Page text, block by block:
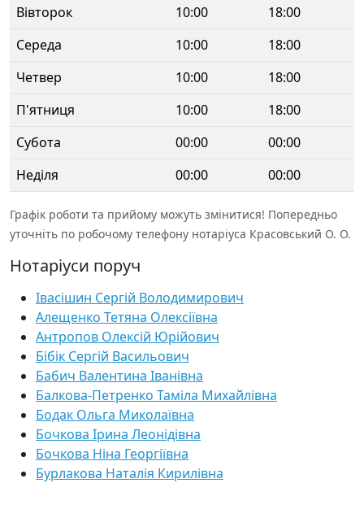
Вівторок
10:00
18:00
Середа
10:00
18:00
Четвер
10:00
18:00
П'ятниця
10:00
18:00
Субота
00:00
00:00
Неділя
00:00 00:00
Графік роботи та прийому можуть змінитися! Попередньо
уточніть по робочому телефону нотаріуса Красовський О. О.
Нотаріуси поруч
Івасішин Сергій Володимирович
Алещенко Тетяна Олексіївна
Антропов Олексій Юрійович
Бібік Сергій Васильович
Бабич Валентина Іванівна
Балкова-Петренко Таміла Михайлівна
Бодак Ольга Миколаївна
Бочкова Ірина Леонідівна
Бочкова Ніна Георгіївна
Бурлакова Наталія Кирилівна